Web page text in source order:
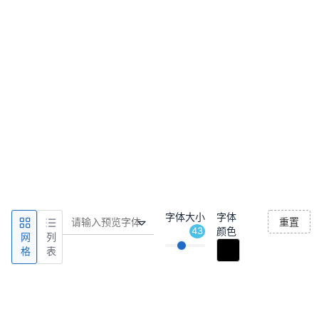
网
格
列
表
字体大小
43
字体
颜色
重置